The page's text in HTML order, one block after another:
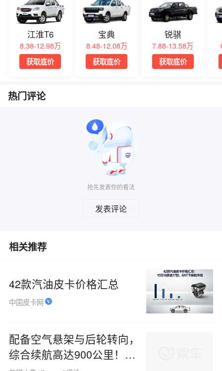
江淮T6
8.38-12.98万
获取底价
宝典
8.48-12.08万
获取底价
锐骐
7.88-13.58万
获取底价
热门评论
抢先发表你的看法
发表评论
相关推荐
42款汽油皮卡价格汇总
中国皮卡网
配备空气悬架与后轮转向，
综合续航高达900公里！售